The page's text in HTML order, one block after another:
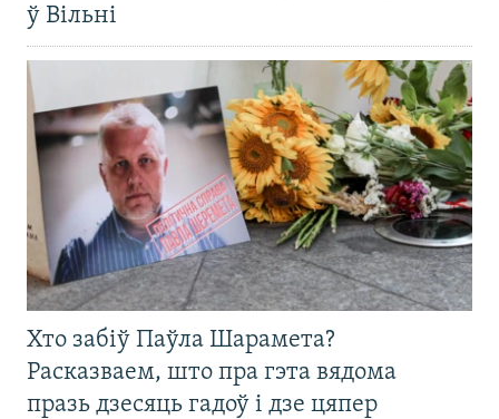
ў Вільні
Хто забіў Паўла Шарамета?
Расказваем, што пра гэта вядома
празь дзесяць гадоў і дзе цяпер